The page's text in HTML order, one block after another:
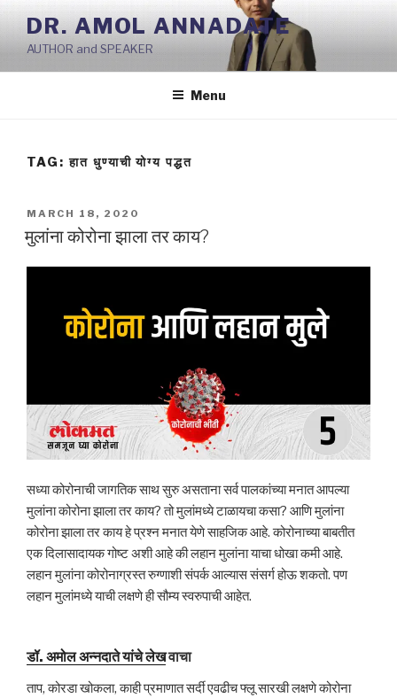
Skip
content
DR. AMOL ANNADATE
AUTHOR and SPEAKER
Menu
TAG:हात धुण्याची योग्य पद्धत
POSTED
ON
MARCH 18, 2020
मुलांना कोरोना झाला तर काय?
सध्या कोरोनाची जागतिक साथ सुरु असताना सर्व पालकांच्या मनात आपल्या
मुलांना कोरोना झाला तर काय? तो मुलांमध्ये टाळायचा कसा? आणि मुलांना
कोरोना झाला तर काय हे प्रश्न मनात येणे साहजिक आहे. कोरोनाच्या बाबतीत
एक दिलासादायक गोष्ट अशी आहे की लहान मुलांना याचा धोखा कमी आहे.
लहान मुलांना कोरोनाग्रस्त रुग्णाशी संपर्क आल्यास संसर्ग होऊ शकतो. पण
लहान मुलांमध्ये याची लक्षणे ही सौम्य स्वरुपाची आहेत.
डॉ. अमोल अन्नदाते यांचे लेखवाचा
ताप, कोरडा खोकला, काही प्रमाणात सर्दी एवढीच फ्लू सारखी लक्षणे कोरोना